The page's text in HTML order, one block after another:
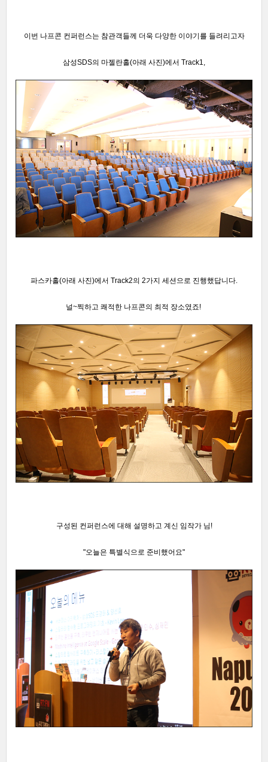
이번 나프콘 컨퍼런스는 참관객들께 더욱 다양한 이야기를 들려리고자
삼성SDS의 마젤란홀(아래 사진)에서 Track1,
파스카홀(아래 사진)에서 Track2의 2가지 세션으로 진행했답니다.
널~찍하고 쾌적한 나프콘의 최적 장소였죠!
구성된 컨퍼런스에 대해 설명하고 계신 임작가 님!
"오늘은 특별식으로 준비했어요"